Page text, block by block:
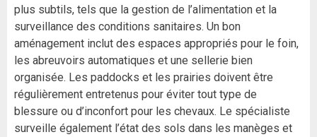
plus subtils, tels que la gestion de l’alimentation et la
surveillance des conditions sanitaires. Un bon
aménagement inclut des espaces appropriés pour le foin,
les abreuvoirs automatiques et une sellerie bien
organisée. Les paddocks et les prairies doivent être
régulièrement entretenus pour éviter tout type de
blessure ou d’inconfort pour les chevaux. Le spécialiste
surveille également l’état des sols dans les manèges et